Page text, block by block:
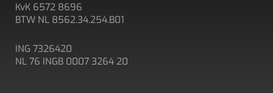
KvK 6572 8696
BTW NL 8562.34.254.B01
ING 7326420
NL 76 INGB 0007 3264 20